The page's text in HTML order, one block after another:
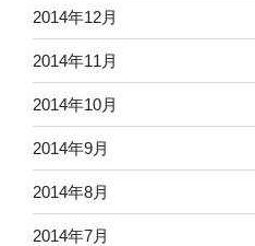
2014年12月
2014年11月
2014年10月
2014年9月
2014年8月
2014年7月